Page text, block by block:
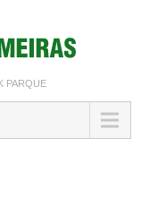
PARQUE